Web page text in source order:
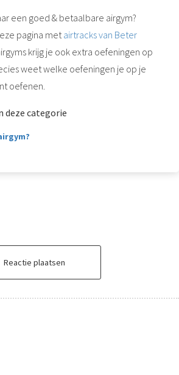
een goed & betaalbare airgym?
pagina met airtracks van Beter
krijg je ook extra oefeningen op
weet welke oefeningen je op je
oefenen.
deze categorie
Reactie plaatsen